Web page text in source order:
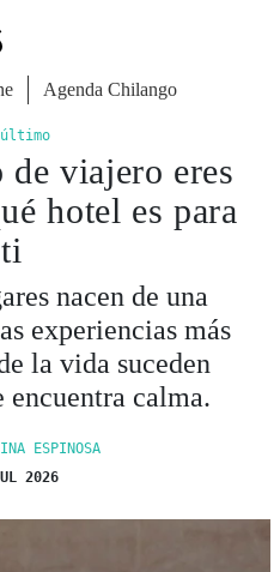
Agenda Chilango
viajero eres
hotel es para
ti
nacen de una
experiencias más
la vida suceden
encuentra calma.
ESPINOSA
2026